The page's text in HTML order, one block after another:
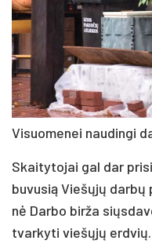
Vi­suo­me­nei nau­din­gi
Skai­ty­to­jai gal dar
bu­vu­sią Vie­šų­jų
nė Dar­bo bir­ža
tvar­ky­ti vie­šų­jų